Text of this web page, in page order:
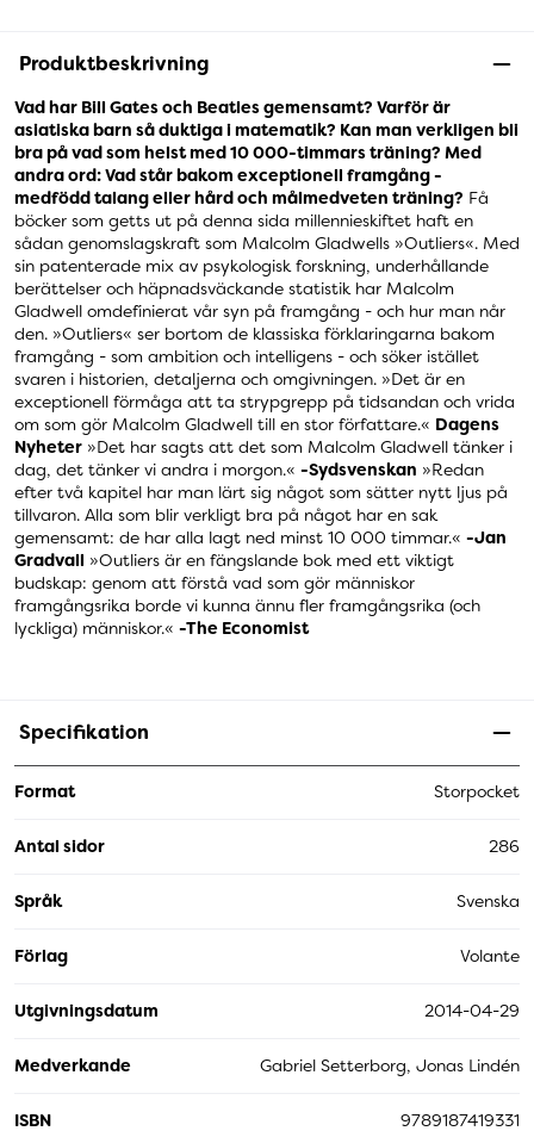
Produktbeskrivning
Vad har Bill Gates och Beatles gemensamt? Varför är
asiatiska barn så duktiga i matematik? Kan man verkligen bli
bra på vad som helst med 10 000-timmars träning? Med
andra ord: Vad står bakom exceptionell framgång -
medfödd talang eller hård och målmedveten träning? Få
böcker som getts ut på denna sida millennieskiftet haft en
sådan genomslagskraft som Malcolm Gladwells »Outliers«. Med
sin patenterade mix av psykologisk forskning, underhållande
berättelser och häpnadsväckande statistik har Malcolm
Gladwell omdefinierat vår syn på framgång - och hur man når
den. »Outliers« ser bortom de klassiska förklaringarna bakom
framgång - som ambition och intelligens - och söker istället
svaren i historien, detaljerna och omgivningen. »Det är en
exceptionell förmåga att ta strypgrepp på tidsandan och vrida
om som gör Malcolm Gladwell till en stor författare.« Dagens
Nyheter »Det har sagts att det som Malcolm Gladwell tänker i
dag, det tänker vi andra i morgon.« -Sydsvenskan »Redan
efter två kapitel har man lärt sig något som sätter nytt ljus på
tillvaron. Alla som blir verkligt bra på något har en sak
gemensamt: de har alla lagt ned minst 10 000 timmar.« -Jan
Gradvall »Outliers är en fängslande bok med ett viktigt
budskap: genom att förstå vad som gör människor
framgångsrika borde vi kunna ännu fler framgångsrika (och
lyckliga) människor.« -The Economist
Specifikation
Format Storpocket
Antal sidor 286
Språk Svenska
Förlag Volante
Utgivningsdatum 2014-04-29
Medverkande Gabriel Setterborg, Jonas Lindén
ISBN 9789187419331